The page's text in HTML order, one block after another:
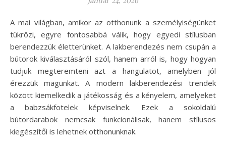
A mai világban, amikor az otthonunk a személyiségünket
tükrözi, egyre fontosabbá válik, hogy egyedi stílusban
berendezzük életterünket. A lakberendezés nem csupán a
bútorok kiválasztásáról szól, hanem arról is, hogy hogyan
tudjuk megteremteni azt a hangulatot, amelyben jól
érezzük magunkat. A modern lakberendezési trendek
között kiemelkedik a játékosság és a kényelem, amelyeket
a babzsákfotelek képviselnek. Ezek a sokoldalú
bútordarabok nemcsak funkcionálisak, hanem stílusos
kiegészítői is lehetnek otthonunknak.